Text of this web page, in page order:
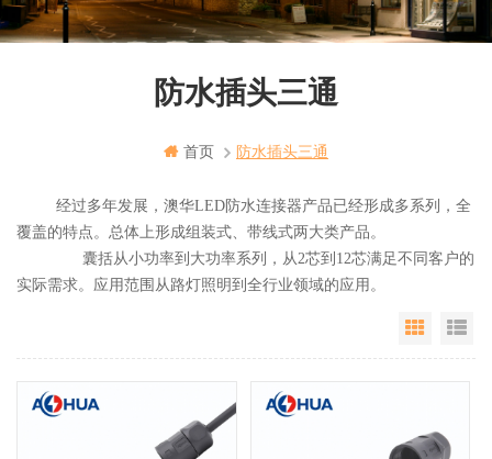
防水插头三通
首页 防水插头三通
经过多年发展，澳华LED防水连接器产品已经形成多系列，全
覆盖的特点。总体上形成组装式、带线式两大类产品。
囊括从小功率到大功率系列，从2芯到12芯满足不同客户的
实际需求。应用范围从路灯照明到全行业领域的应用。
Grid